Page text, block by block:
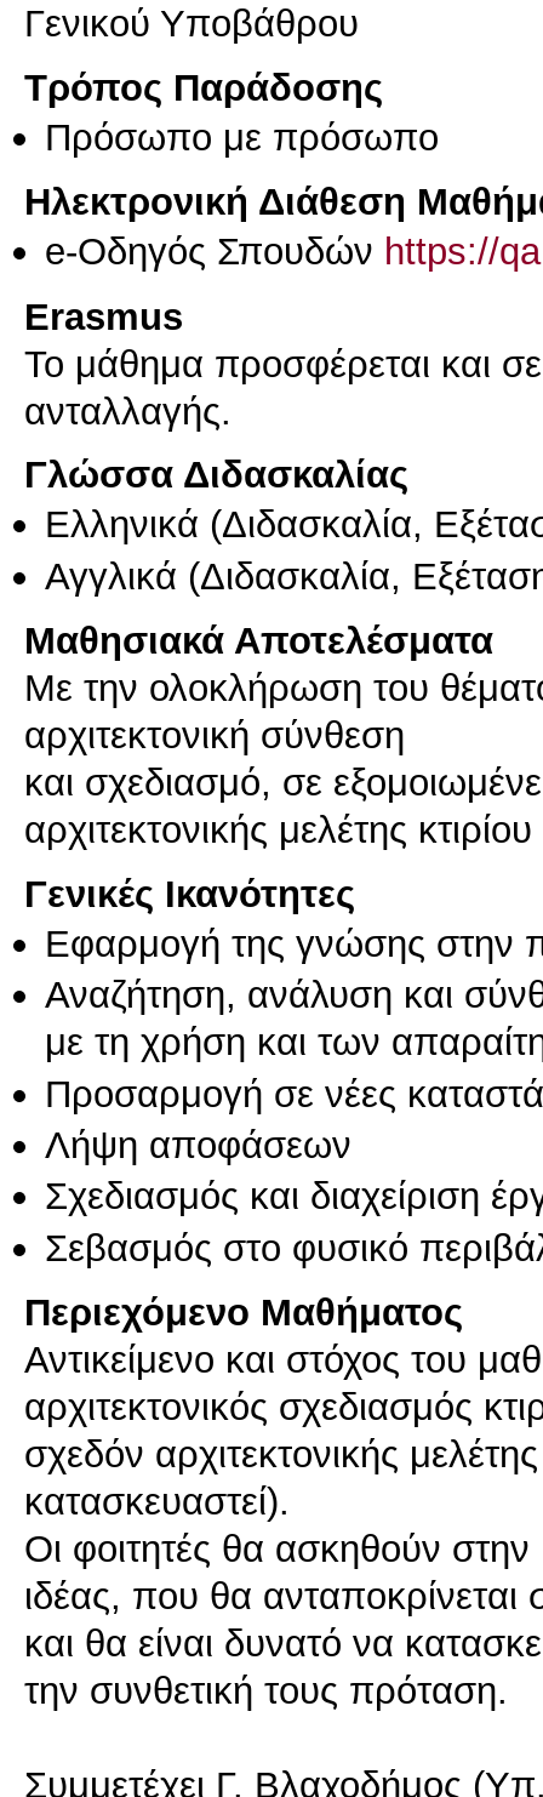
Γενικού Υποβάθρου
Τρόπος Παράδοσης
Πρόσωπο με πρόσωπο
Ηλεκτρονική Διάθεση
e-Οδηγός Σπουδών https://
Erasmus
Το μάθημα προσφέρεται και
ανταλλαγής.
Γλώσσα Διδασκαλίας
Ελληνικά (Διδασκαλία,
Αγγλικά (Διδασκαλία,
Μαθησιακά Αποτελέσματα
Με την ολοκλήρωση του
αρχιτεκτονική σύνθεση
και σχεδιασμό, σε
Γενικές Ικανότητες
Εφαρμογή της γνώσης στην
Αναζήτηση, ανάλυση και
με τη χρήση και των
Προσαρμογή σε νέες
Λήψη αποφάσεων
Σχεδιασμός και διαχείριση
Σεβασμός στο φυσικό
Περιεχόμενο Μαθήματος
Αντικείμενο και στόχος του
αρχιτεκτονικός σχεδιασμός
σχεδόν αρχιτεκτονικής
κατασκευαστεί).
Οι φοιτητές θα ασκηθούν
ιδέας, που θα
και θα είναι δυνατό να
την συνθετική τους πρόταση.